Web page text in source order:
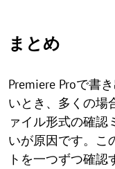
まとめ
Premiere Proで書
いとき、多くの場
ァイル形式の確認
いが原因です。こ
トを一つずつ確